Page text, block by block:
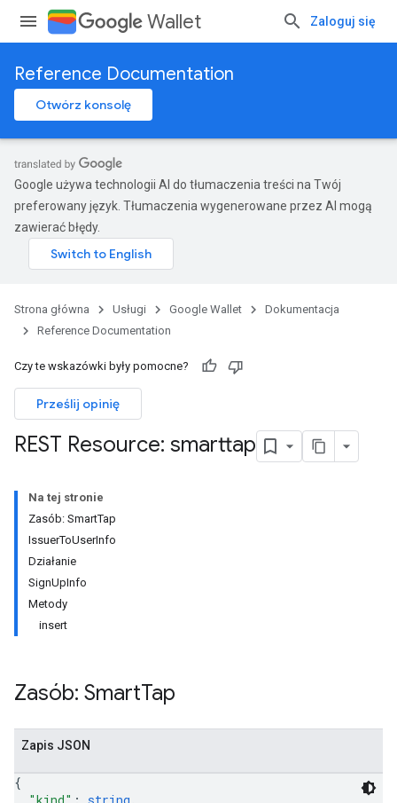
Wallet Zaloguj się
Reference Documentation
Otwórz konsolę
Google używa technologii AI do tłumaczenia treści na Twój
preferowany język. Tłumaczenia wygenerowane przez AI mogą
zawierać błędy.
Strona główna Usługi Google Wallet
Dokumentacja
Reference Documentation
Czy te wskazówki były pomocne?
Prześlij opinię
REST Resource: smarttap
Na tej stronie
Zasób: SmartTap
IssuerToUserInfo
Działanie
SignUpInfo
Metody
insert
Zasób: SmartTap
Zapis JSON
{